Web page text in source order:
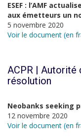
ESEF : l’AMF
aux émetteurs un
5 novembre 2020
Voir le document (en
ACPR | Autorité
résolution
Neobanks seeking
12 novembre 2020
Voir le document (en